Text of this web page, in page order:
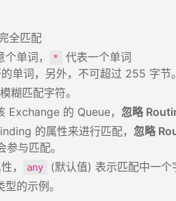
全匹配
单词， *
代表一个单词
单词，另外，不可超过 255 字节。
糊匹配字符。
Exchange 的 Queue， 忽略
的属性来进行匹配， 忽略
与匹配。
， any (默认值) 表示匹配中一个
的示例。